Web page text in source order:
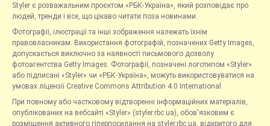
Styler є розважальним проєктом «РБК-Україна», який розповідає про
людей, тренди і все, що цікаво читати поза новинами.
Фотографії, ілюстрації та інші зображення належать їхнім
правовласникам. Використання фотографій, позначених Getty Images,
допускається виключно за наявності письмового дозволу
фотоагентства Getty Images. Фотографії, позначені логотипом «Styler»
або підписані «Styler» чи «РБК-Україна», можуть використовуватися на
умовах ліцензії Creative Commons Attribution 4.0 International.
При повному або частковому відтворенні інформаційних матеріалів,
опублікованих на вебсайті «Styler» (styler.rbc.ua), обов'язковим є
розміщення активного гіперпосилання на styler.rbc.ua, відкритого для